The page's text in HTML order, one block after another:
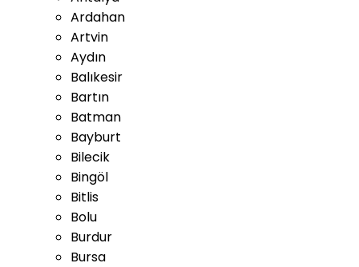
Ardahan
Artvin
Aydın
Balıkesir
Bartın
Batman
Bayburt
Bilecik
Bingöl
Bitlis
Bolu
Burdur
Bursa